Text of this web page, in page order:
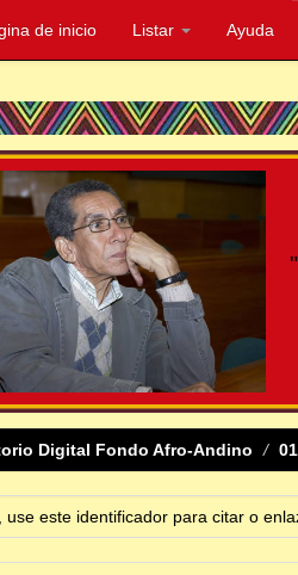
de inicio Listar Ayuda
Digital Fondo Afro-Andino
use este identificador para citar o